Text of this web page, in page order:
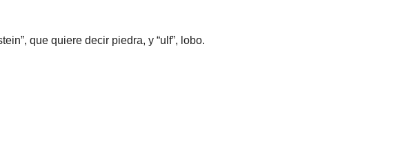
que quiere decir piedra, y “ulf”, lobo.